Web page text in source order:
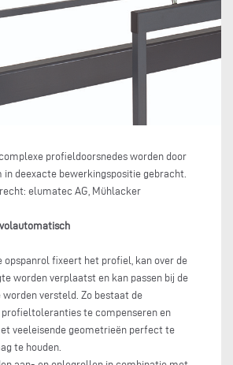
profieldoorsnedes worden door
in deexacte bewerkingspositie gebracht.
elumatec AG, Mühlacker
opspanrol fixeert het profiel, kan over de
worden verplaatst en kan passen bij de
versteld. Zo bestaat de
te compenseren en
veeleisende geometrieën perfect te
te houden.